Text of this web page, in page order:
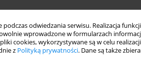
odwiedzania serwisu. Realizacja
wprowadzone w formularzach
cookies, wykorzystywane są w celu
z Polityką prywatności. Dane są także